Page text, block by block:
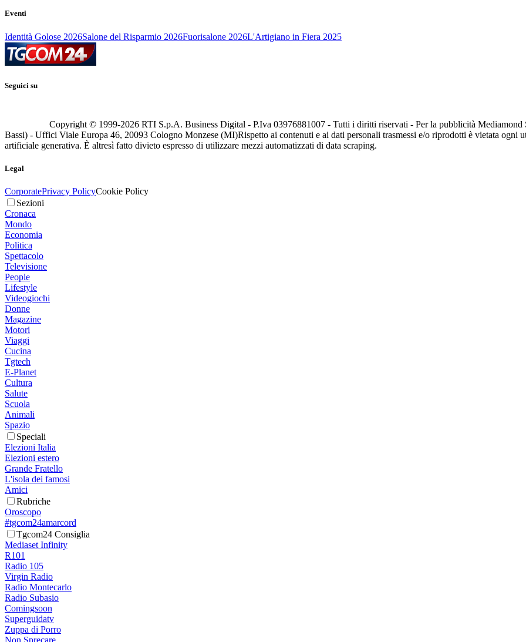
Eventi
Identità Golose 2026Salone del Risparmio 2026Fuorisalone 2026L'Artigiano in Fiera 2025
Seguici su
Copyright © 1999-2026 RTI S.p.A. Business Digital - P.Iva 03976881007 - Tutti i diritti riservati - Per la pubblicità
Bassi) - Uffici Viale Europa 46, 20093 Cologno Monzese (MI)Rispetto ai contenuti e ai dati personali trasmessi e/o riprodotti è vietata ogni
artificiale generativa. È altresì fatto divieto espresso di utilizzare mezzi automatizzati di data scraping.
Legal
CorporatePrivacy PolicyCookie Policy
Sezioni
Cronaca
Mondo
Economia
Politica
Spettacolo
Televisione
People
Lifestyle
Videogiochi
Donne
Magazine
Motori
Viaggi
Cucina
Tgtech
E-Planet
Cultura
Salute
Scuola
Animali
Spazio
Speciali
Elezioni Italia
Elezioni estero
Grande Fratello
L'isola dei famosi
Amici
Rubriche
Oroscopo
#tgcom24amarcord
Tgcom24 Consiglia
Mediaset Infinity
R101
Radio 105
Virgin Radio
Radio Montecarlo
Radio Subasio
Comingsoon
Superguidatv
Zuppa di Porro